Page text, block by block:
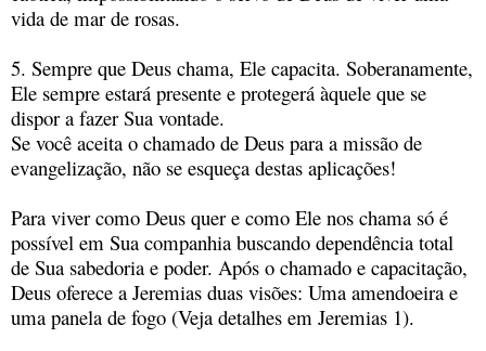
vida de mar de rosas.
5. Sempre que Deus chama, Ele capacita. Soberanamente,
Ele sempre estará presente e protegerá àquele que se
dispor a fazer Sua vontade.
Se você aceita o chamado de Deus para a missão de
evangelização, não se esqueça destas aplicações!
Para viver como Deus quer e como Ele nos chama só é
possível em Sua companhia buscando dependência total
de Sua sabedoria e poder. Após o chamado e capacitação,
Deus oferece a Jeremias duas visões: Uma amendoeira e
uma panela de fogo (Veja detalhes em Jeremias 1).